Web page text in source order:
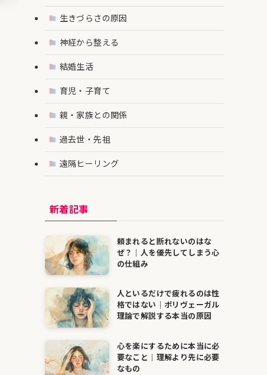
生きづらさの原因
神経から整える
結婚生活
育児・子育て
親・家族との関係
過去世・先祖
遠隔ヒーリング
新着記事
頼まれると断れないのはな
ぜ？｜人を優先してしまう心
の仕組み
人といるだけで疲れるのは性
格ではない｜ポリヴェーガル
理論で解説する本当の原因
心を楽にするために本当に必
要なこと｜理解より先に必要
なもの